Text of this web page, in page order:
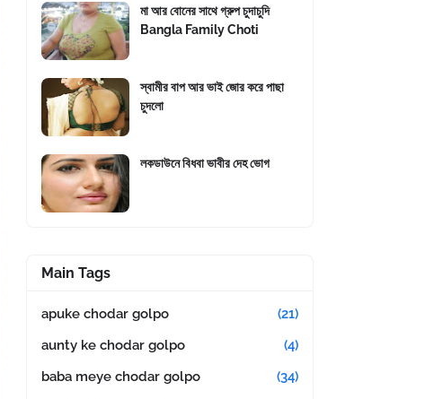
মা আর বোনের সাথে গ্রুপ চুদাচুদি
Bangla Family Choti
স্বামীর বাপ আর ভাই জোর করে পাছা
চুদলো
লকডাউনে বিধবা ভাবীর দেহ ভোগ
Main Tags
apuke chodar golpo
(21)
aunty ke chodar golpo
(4)
baba meye chodar golpo
(34)